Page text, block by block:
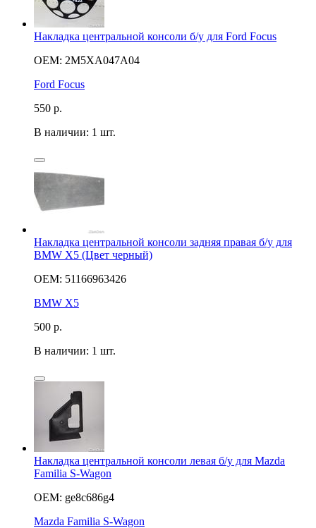
Накладка центральной консоли б/у для Ford Focus
OEM: 2M5XA047A04
Ford Focus
550 р.
В наличии: 1 шт.
Накладка центральной консоли задняя правая б/у для
BMW X5 (Цвет черный)
OEM: 51166963426
BMW X5
500 р.
В наличии: 1 шт.
Накладка центральной консоли левая б/у для Mazda
Familia S-Wagon
OEM: ge8c686g4
Mazda Familia S-Wagon